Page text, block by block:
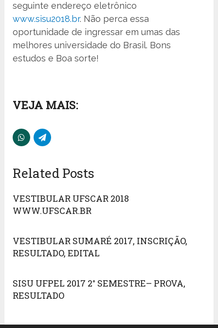
seguinte endereço eletrônico
www.sisu2018.br. Não perca essa
oportunidade de ingressar em umas das
melhores universidade do Brasil. Bons
estudos e Boa sorte!
VEJA MAIS:
Related Posts
VESTIBULAR UFSCAR 2018
WWW.UFSCAR.BR
VESTIBULAR SUMARÉ 2017, INSCRIÇÃO,
RESULTADO, EDITAL
SISU UFPEL 2017 2° SEMESTRE– PROVA,
RESULTADO